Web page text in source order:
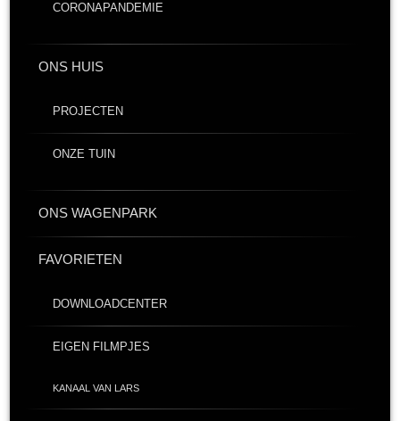
CORONAPANDEMIE
ONS HUIS
PROJECTEN
ONZE TUIN
ONS WAGENPARK
FAVORIETEN
DOWNLOADCENTER
EIGEN FILMPJES
KANAAL VAN LARS